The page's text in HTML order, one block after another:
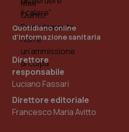
Quotidiano online
d'informazione sanitaria
Direttore
responsabile
Luciano Fassari
Direttore editoriale
Francesco Maria Avitto
_ga_KM60CM4NPH